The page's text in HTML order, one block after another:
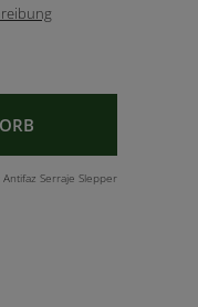
Antifaz Serraje Slepper